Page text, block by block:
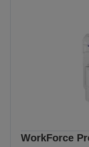
WorkForce